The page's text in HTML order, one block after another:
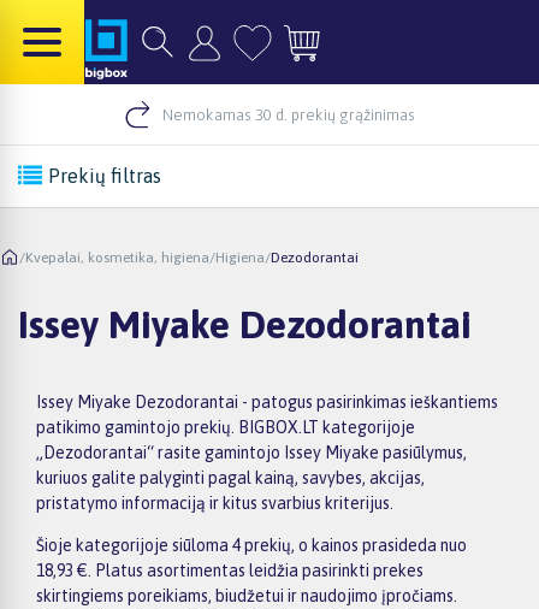
Nemokamas 30 d. prekių grąžinimas
Prekių filtras
/Kvepalai, kosmetika, higiena/Higiena/Dezodorantai
Issey Miyake Dezodorantai
Issey Miyake Dezodorantai - patogus pasirinkimas ieškantiems
patikimo gamintojo prekių. BIGBOX.LT kategorijoje
„Dezodorantai“ rasite gamintojo Issey Miyake pasiūlymus,
kuriuos galite palyginti pagal kainą, savybes, akcijas,
pristatymo informaciją ir kitus svarbius kriterijus.
Šioje kategorijoje siūloma 4 prekių, o kainos prasideda nuo
18,93 €. Platus asortimentas leidžia pasirinkti prekes
skirtingiems poreikiams, biudžetui ir naudojimo įpročiams.